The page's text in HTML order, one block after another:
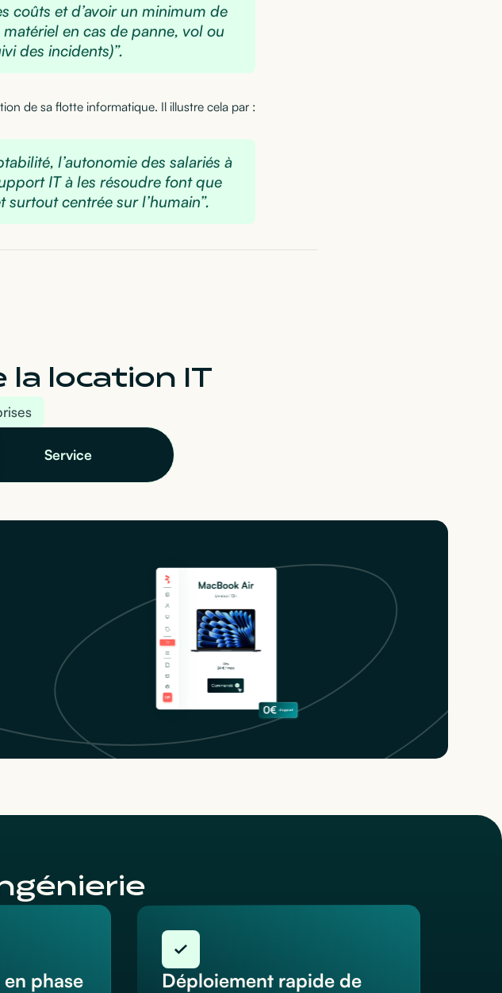
coûts et d’avoir un minimum de
en cas de panne, vol ou
des incidents)”.
de sa flotte informatique. Il illustre cela par :
l’autonomie des salariés à
IT à les résoudre font que
centrée sur l’humain”.
la location IT
Service
phase
Déploiement rapide de